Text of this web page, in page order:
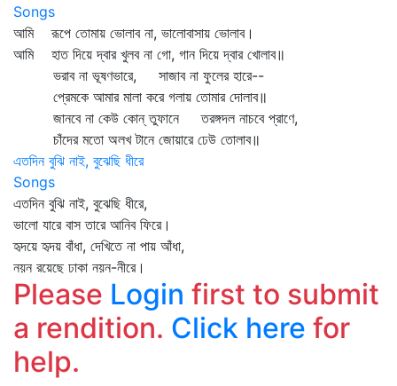
Songs
আমি রূপে তোমায় ভোলাব না, ভালোবাসায় ভোলাব।
আমি হাত দিয়ে দ্বার খুলব না গো, গান দিয়ে দ্বার খোলাব॥
ভরাব না ভূষণভারে, সাজাব না ফুলের হারে--
প্রেমকে আমার মালা করে গলায় তোমার দোলাব॥
জানবে না কেউ কোন্‌ তুফানে তরঙ্গদল নাচবে প্রাণে,
চাঁদের মতো অলখ টানে জোয়ারে ঢেউ তোলাব॥
এতদিন বুঝি নাই, বুঝেছি ধীরে
Songs
এতদিন বুঝি নাই, বুঝেছি ধীরে,
ভালো যারে বাস তারে আনিব ফিরে।
হৃদয়ে হৃদয় বাঁধা, দেখিতে না পায় আঁধা,
নয়ন রয়েছে ঢাকা নয়ন-নীরে।
Please Login first to submit
a rendition. Click here for
help.